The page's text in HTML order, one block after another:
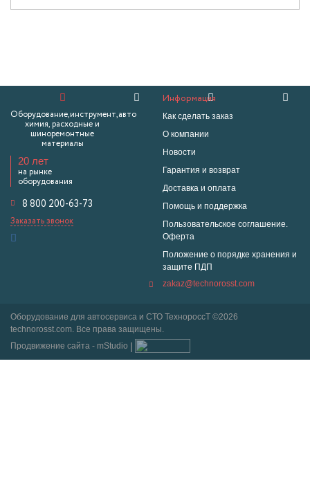
Оборудование,инструмент,авто
химия, расходные и
шиноремонтные
материалы
20 лет
на рынке
оборудования
8 800 200-63-73
Заказать звонок
Информация
Как сделать заказ
О компании
Новости
Гарантия и возврат
Доставка и оплата
Помощь и поддержка
Пользовательское соглашение.
Оферта
Положение о порядке хранения и
защите ПДП
zakaz@technorosst.com
Оборудование для автосервиса и СТО ТехнороссТ ©2026
technorosst.com. Все права защищены.
Продвижение сайта - mStudio